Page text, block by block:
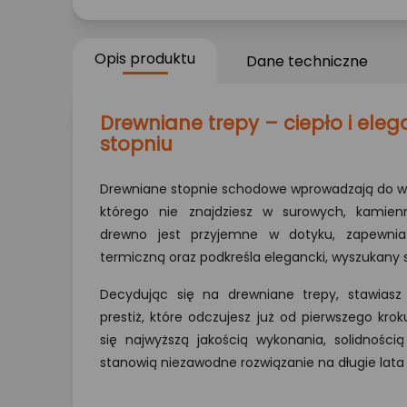
Opis produktu Dane techniczne
Drewniane trepy – ciepło i
stopniu
Drewniane stopnie schodowe wprowadzają do
którego nie znajdziesz w surowych,
drewno jest przyjemne w dotyku,
termiczną oraz podkreśla elegancki, wyszukany
Decydując się na drewniane trepy,
prestiż, które odczujesz już od pierwszego
się najwyższą jakością wykonania,
stanowią niezawodne rozwiązanie na długie